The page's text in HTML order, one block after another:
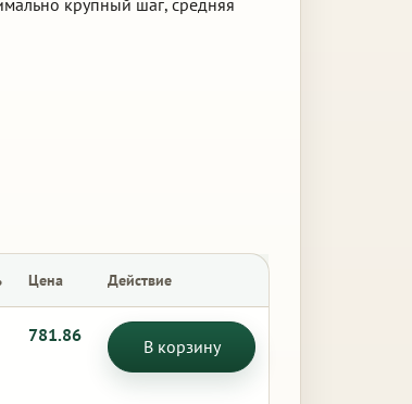
крупный шаг, средняя
Цена Действие
781.86
В корзину